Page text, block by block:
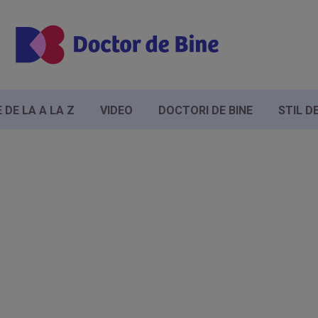
DE LA A LA Z VIDEO DOCTORI DE BINE STIL